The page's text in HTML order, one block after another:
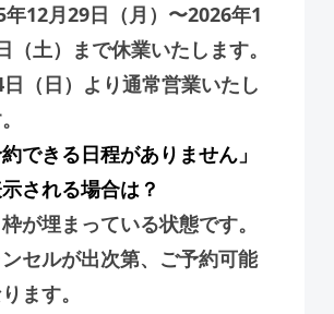
年12月29日（月）〜2026年1
（土）まで休業いたします。
（日）より通常営業いたし
約できる日程がありません」
される場合は？
が埋まっている状態です。
セルが出次第、ご予約可能
ます。